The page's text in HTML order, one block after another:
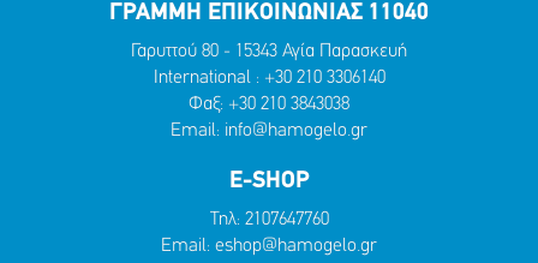
ΓΡΑΜΜΗ ΕΠΙΚΟΙΝΩΝΙΑΣ 11040
Γαρυττού 80 - 15343 Αγία Παρασκευή
International : +30 210 3306140
Φαξ: +30 210 3843038
Email: info@hamogelo.gr
E-SHOP
Τηλ: 2107647760
Email: eshop@hamogelo.gr